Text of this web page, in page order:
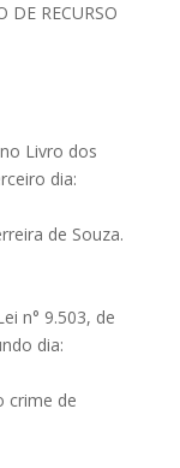
DE RECURSO
Livro dos
dia:
de Souza.
n° 9.503, de
dia:
crime de